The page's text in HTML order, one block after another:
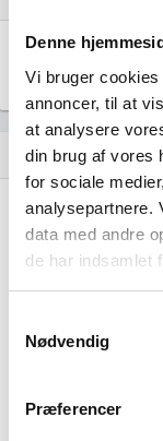
Denne
Vi bruger
annoncer, til at
at analysere
din brug af vores
for sociale
analysepartnere.
data med andre
de har indsamlet
Nødvendig
Præferencer
assignment Regnskaber
Resultat i 1000
Nettoomsætning
Driftsresultat